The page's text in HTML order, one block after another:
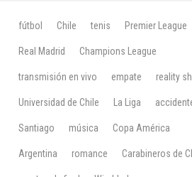
fútbol Chile tenis Premier League
Real Madrid Champions League
transmisión en vivo empate reality
Universidad de Chile La Liga
Santiago música Copa América
Argentina romance Carabineros de